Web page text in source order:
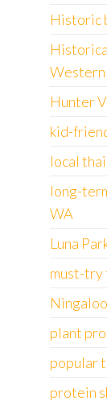
Historic
Hunter
kid-
local
long-
WA
Luna
must-try
plant
popular
protein